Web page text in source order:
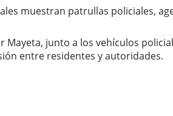
muestran patrullas policiales,
junto a los vehículos
entre residentes y autoridades.